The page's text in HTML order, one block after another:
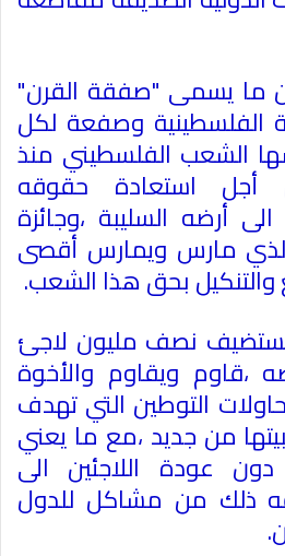
أن ما يسمى "صفقة القرن"
الفلسطينية وصفعة لكل
الشعب الفلسطيني منذ
1948 من أجل استعادة حقوقه
أرضه السليبة ،وجائزة
مارس ويمارس أقصى
والتنكيل بحق هذا الشعب.
يستضيف نصف مليون لاجئ
،قاوم ويقاوم والأخوة
التوطين التي تهدف
من جديد ،مع ما يعني
عودة اللاجئين الى
ذلك من مشاكل للدول
.